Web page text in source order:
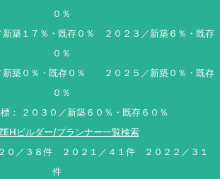
０％
％・既存０％ ２０２３／新築６％・既存
０％
％・既存０％ ２０２５／新築０％・既存
０％
： ２０３０／新築６０％・既存６０％
ビルダー/プランナー一覧検索
０／３８件 ２０２１／４１件 ２０２２／３１
件